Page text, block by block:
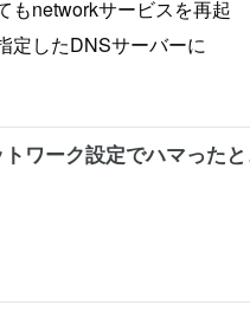
もnetworkサービスを再起
定したDNSサーバーに